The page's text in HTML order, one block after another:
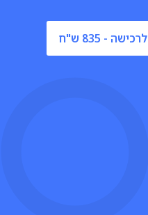
לרכישה - 835 ש"ח